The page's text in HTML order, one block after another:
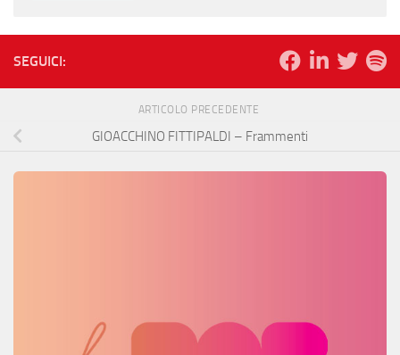
SEGUICI:
ARTICOLO PRECEDENTE
GIOACCHINO FITTIPALDI – Frammenti